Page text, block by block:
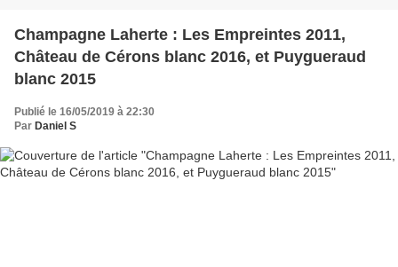
Champagne Laherte : Les Empreintes 2011,
Château de Cérons blanc 2016, et Puygueraud
blanc 2015
Publié le 16/05/2019 à 22:30
Par Daniel S